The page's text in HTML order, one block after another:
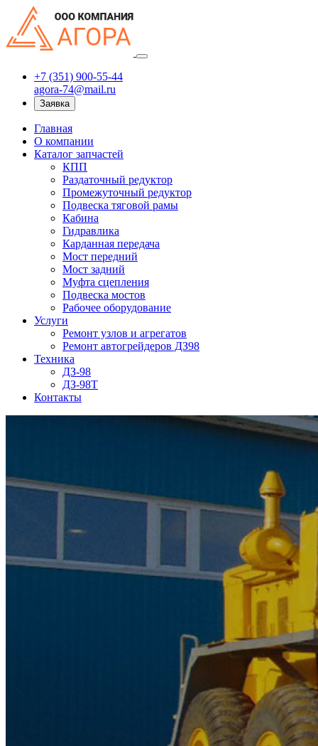
+7 (351) 900-55-44
agora-74@mail.ru
Заявка
Главная
О компании
Каталог запчастей
КПП
Раздаточный редуктор
Промежуточный редуктор
Подвеска тяговой рамы
Кабина
Гидравлика
Карданная передача
Мост передний
Мост задний
Муфта сцепления
Подвеска мостов
Рабочее оборудование
Услуги
Ремонт узлов и агрегатов
Ремонт автогрейдеров ДЗ98
Техника
ДЗ-98
ДЗ-98Т
Контакты